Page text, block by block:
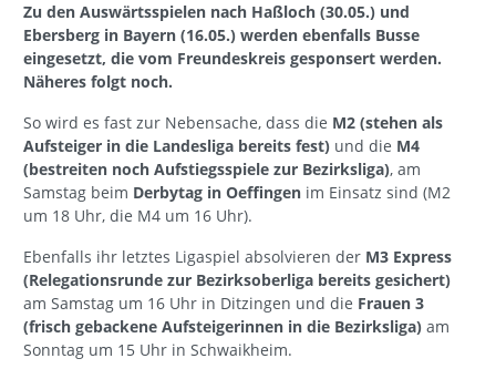
Zu den Auswärtsspielen nach Haßloch (30.05.) und
Ebersberg in Bayern (16.05.) werden ebenfalls Busse
eingesetzt, die vom Freundeskreis gesponsert werden.
Näheres folgt noch.
So wird es fast zur Nebensache, dass die M2 (stehen als
Aufsteiger in die Landesliga bereits fest) und die M4
(bestreiten noch Aufstiegsspiele zur Bezirksliga), am
Samstag beim Derbytag in Oeffingen im Einsatz sind (M2
um 18 Uhr, die M4 um 16 Uhr).
Ebenfalls ihr letztes Ligaspiel absolvieren der M3 Express
(Relegationsrunde zur Bezirksoberliga bereits gesichert)
am Samstag um 16 Uhr in Ditzingen und die Frauen 3
(frisch gebackene Aufsteigerinnen in die Bezirksliga) am
Sonntag um 15 Uhr in Schwaikheim.